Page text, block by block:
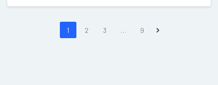
1 2 3 … 9